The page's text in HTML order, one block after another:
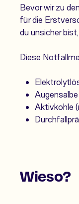
Bevor wir zu
für die
du unsicher
Diese
Aktivkohle
Wieso?